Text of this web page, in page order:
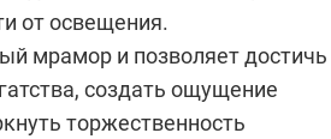
от освещения.
мрамор и позволяет достичь
создать ощущение
торжественность